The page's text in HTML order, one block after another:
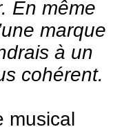
En même
marque
à un
cohérent.
musical